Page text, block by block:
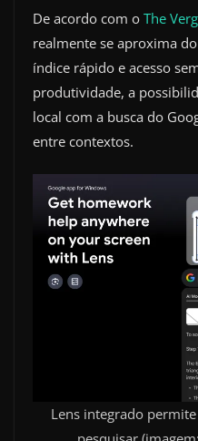
De acordo com o The
realmente se aproxima
índice rápido e acesso
produtividade, a
local com a busca do
entre contextos.
Lens integrado